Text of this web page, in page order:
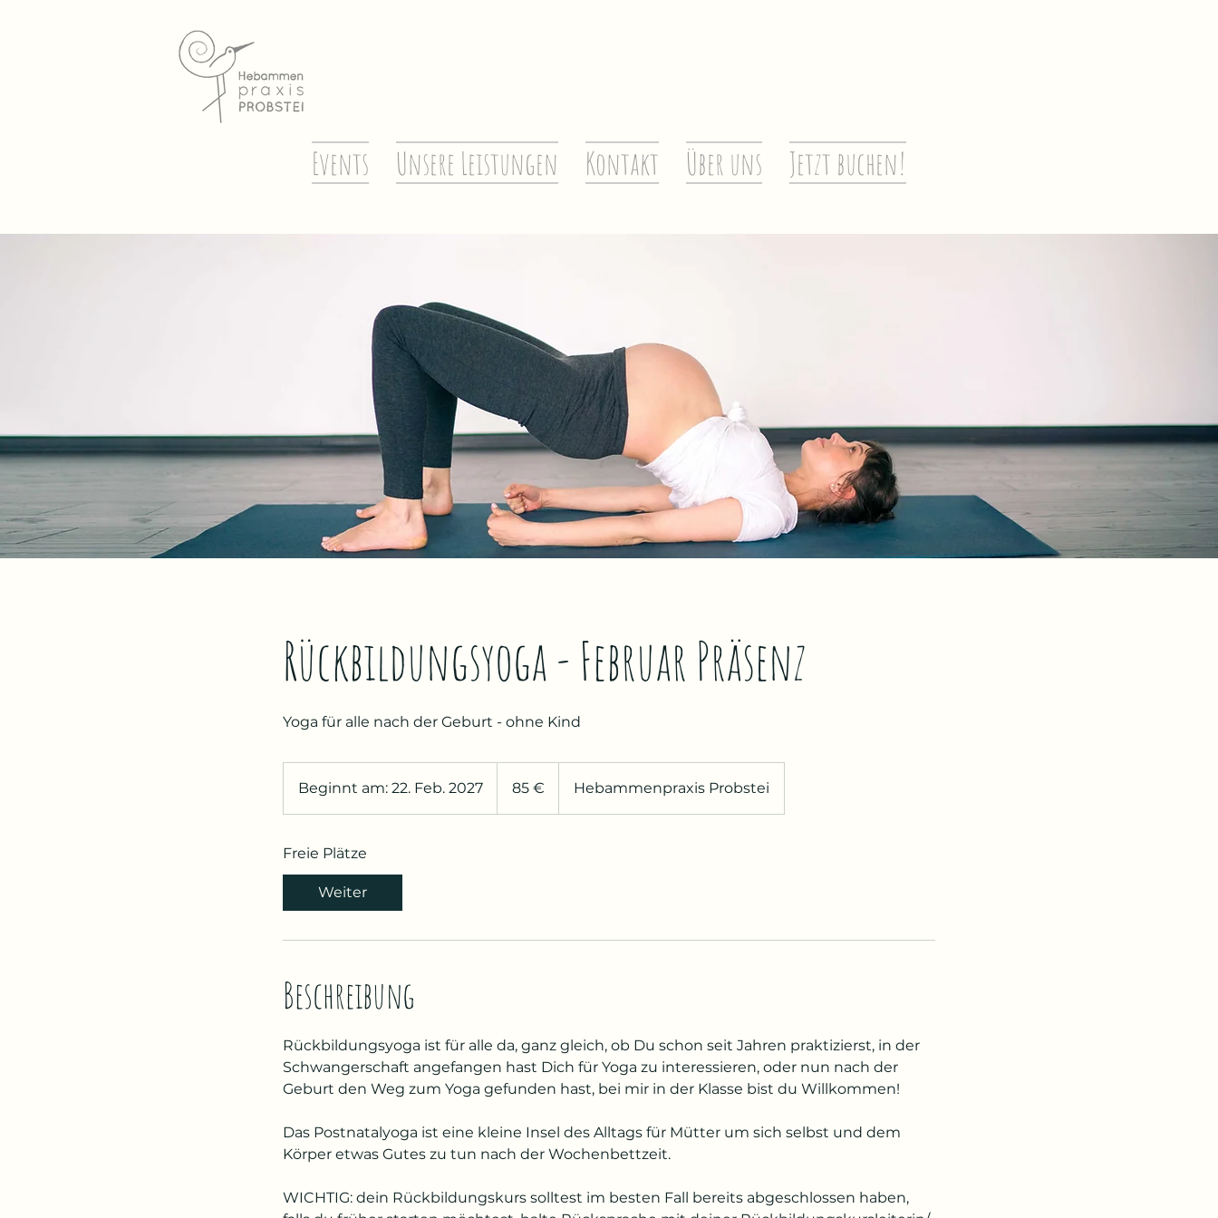
Events Unsere Leistungen Kontakt Über uns Jetzt buchen!
Rückbildungsyoga - Februar Präsenz
Yoga für alle nach der Geburt - ohne Kind
Beginnt am: 22. Feb. 2027
e
a
.
F
e
.
2
2
85 € Hebammenpraxis Probstei
Freie Plätze
Weiter
Beschreibung
Rückbildungsyoga ist für alle da, ganz gleich, ob Du schon seit Jahren praktizierst, in der
Schwangerschaft angefangen hast Dich für Yoga zu interessieren, oder nun nach der
Geburt den Weg zum Yoga gefunden hast, bei mir in der Klasse bist du Willkommen!
Das Postnatalyoga ist eine kleine Insel des Alltags für Mütter um sich selbst und dem
Körper etwas Gutes zu tun nach der Wochenbettzeit.
WICHTIG: dein Rückbildungskurs solltest im besten Fall bereits abgeschlossen haben,